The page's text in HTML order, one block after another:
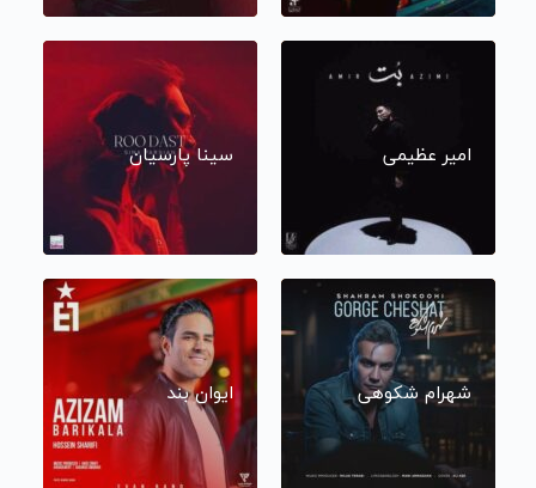
امیر عظیمی سینا پارسیان
شهرام شکوهی ایوان بند